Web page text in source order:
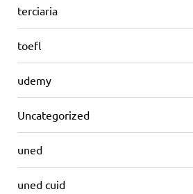
terciaria
toefl
udemy
Uncategorized
uned
uned cuid